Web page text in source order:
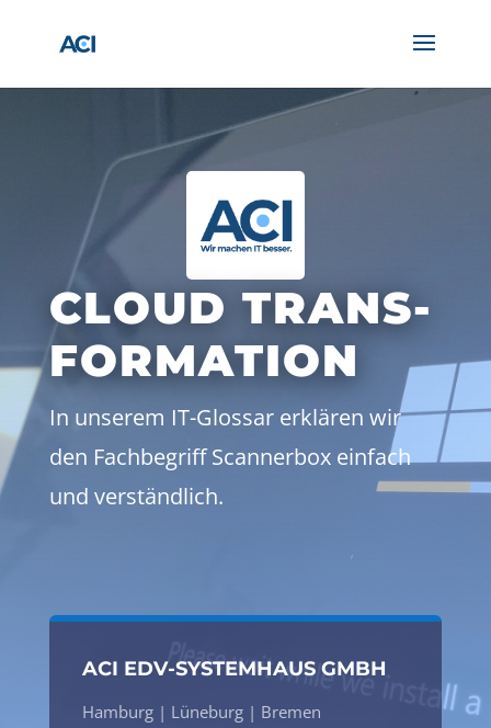
CLOUD TRANS-
FORMATION
In unserem IT-Glossar erklären wir
den Fachbegriff Scannerbox einfach
und verständlich.
ACI EDV-SYSTEMHAUS GMBH
Hamburg | Lüneburg | Bremen